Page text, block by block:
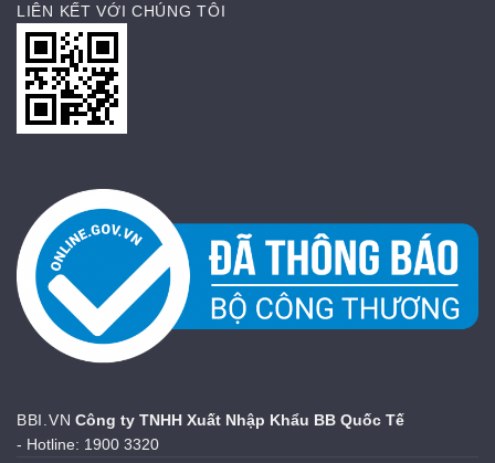
LIÊN KẾT VỚI CHÚNG TÔI
BBI.VN Công ty TNHH Xuất Nhập Khẩu BB Quốc Tế
- Hotline: 1900 3320